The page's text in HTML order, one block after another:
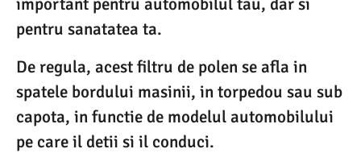
pentru sanatatea ta.
De regula, acest filtru de polen se afla in
spatele bordului masinii, in torpedou sau sub
capota, in functie de modelul automobilului
pe care il detii si il conduci.